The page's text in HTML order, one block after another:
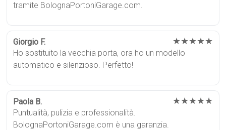
tramite BolognaPortoniGarage.com.
Giorgio F. ★★★★★
Ho sostituito la vecchia porta, ora ho un modello
automatico e silenzioso. Perfetto!
Paola B. ★★★★★
Puntualità, pulizia e professionalità.
BolognaPortoniGarage.com è una garanzia.